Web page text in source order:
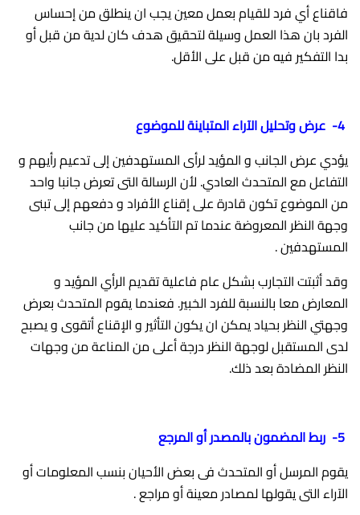
فاقناع أي فرد للقيام بعمل معين يجب ان ينطلق من إحساس
الفرد بان هذا العمل وسيلة لتحقيق هدف كان لدية من قبل أو
بدا التفكير فيه من قبل على الأقل.
يؤدي عرض الجانب و المؤيد لرأى المستهدفين إلى تدعيم رأيهم و
التفاعل مع المتحدث العادي. لأن الرسالة التى تعرض جانبا واحد
من الموضوع تكون قادرة على إقناع الأفراد و دفعهم إلى تبنى
وجهة النظر المعروضة عندما تم التأكيد عليها من جانب
المستهدفين .
وقد أثبتت التجارب بشكل عام فاعلية تقديم الرأي المؤيد و
المعارض معا بالنسبة للفرد الخبير. فعندما يقوم المتحدث بعرض
وجهتي النظر بحياد يمكن ان يكون التأثير و الإقناع أتقوى و يصبح
لدى المستقبل لوجهة النظر درجة أعلى من المناعة من وجهات
النظر المضادة بعد ذلك.
يقوم المرسل أو المتحدث فى بعض الأحيان بنسب المعلومات أو
الآراء التى يقولها لمصادر معينة أو مراجع .